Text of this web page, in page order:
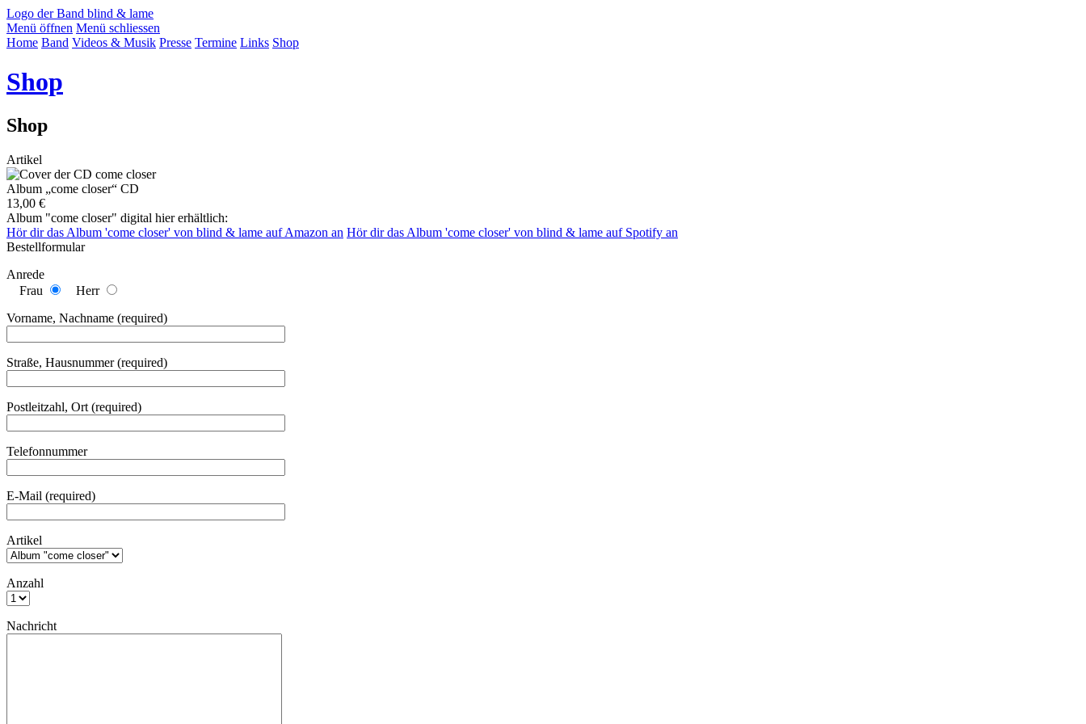
Logo der Band blind & lame
Menü öffnen Menü schliessen
Home Band Videos & Musik Presse Termine Links Shop
Shop
Shop
Artikel
Album „come closer“ CD
13,00 €
Album "come closer" digital hier erhältlich:
Hör dir das Album 'come closer' von blind & lame auf Amazon an Hör dir das Album 'come closer' von blind & lame auf Spotify an
Bestellformular
Anrede
Frau
Herr
Vorname, Nachname (required)
Straße, Hausnummer (required)
Postleitzahl, Ort (required)
Telefonnummer
E-Mail (required)
Artikel
Anzahl
Nachricht